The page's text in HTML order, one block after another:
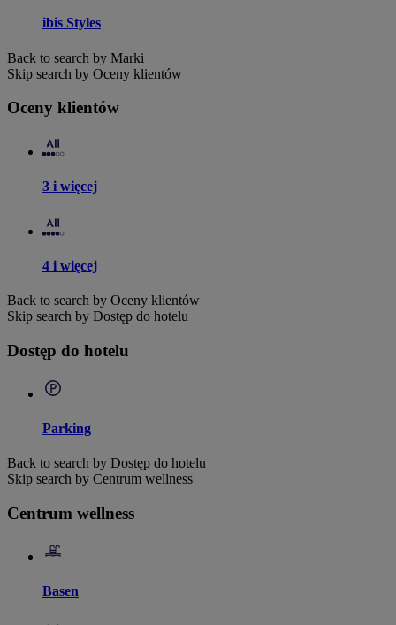
ibis Styles
Back to search by Marki
Skip search by Oceny klientów
Oceny klientów
3 i więcej
4 i więcej
Back to search by Oceny klientów
Skip search by Dostęp do hotelu
Dostęp do hotelu
Parking
Back to search by Dostęp do hotelu
Skip search by Centrum wellness
Centrum wellness
Basen